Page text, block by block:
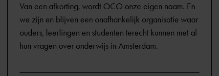
Van een afkorting, wordt OCO onze eigen naam. En
we zijn en blijven een onafhankelijk organisatie waar
ouders, leerlingen en studenten terecht kunnen met al
hun vragen over onderwijs in Amsterdam.